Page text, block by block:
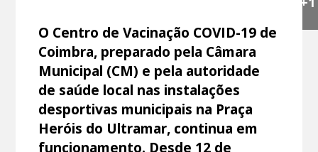
O Centro de Vacinação COVID-19 de
Coimbra, preparado pela Câmara
Municipal (CM) e pela autoridade
de saúde local nas instalações
desportivas municipais na Praça
Heróis do Ultramar, continua em
funcionamento. Desde 12 de